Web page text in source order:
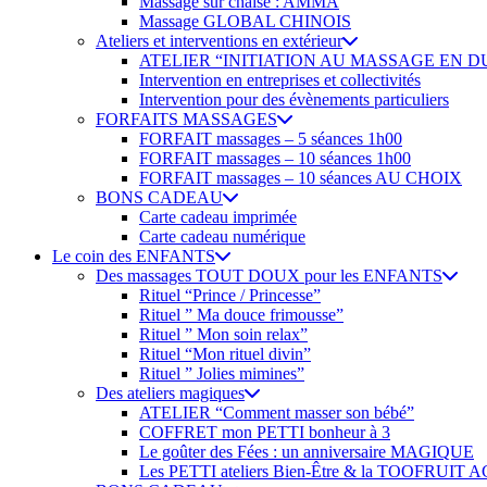
Massage GLOBAL CHINOIS
Ateliers et interventions en extérieur
ATELIER “INITIATION AU MASSAGE EN
Intervention en entreprises et collectivités
Intervention pour des évènements particuliers
FORFAITS MASSAGES
FORFAIT massages – 5 séances 1h00
FORFAIT massages – 10 séances 1h00
FORFAIT massages – 10 séances AU CHOIX
BONS CADEAU
Carte cadeau imprimée
Carte cadeau numérique
Le coin des ENFANTS
Des massages TOUT DOUX pour les ENFANTS
Rituel “Prince / Princesse”
Rituel ” Ma douce frimousse”
Rituel ” Mon soin relax”
Rituel “Mon rituel divin”
Rituel ” Jolies mimines”
Des ateliers magiques
ATELIER “Comment masser son bébé”
COFFRET mon PETTI bonheur à 3
Le goûter des Fées : un anniversaire MAGIQUE
Les PETTI ateliers Bien-Être & la TOOFRUIT